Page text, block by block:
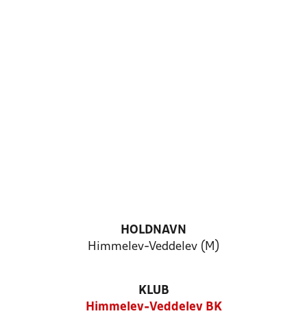
HOLDNAVN
Himmelev-Veddelev (M)
KLUB
Himmelev-Veddelev BK